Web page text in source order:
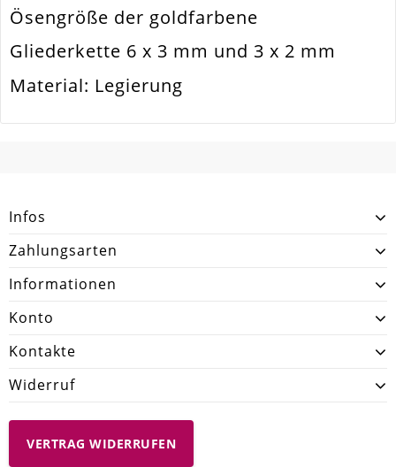
Metall Legierung
Ausführung Glatt / Glänzend
Menge
Zusatzinfo
Filigran
Ösengröße der goldfarbene
Gliederkette 6 x 3 mm und 3 x 2 mm
Material: Legierung
Infos
Zahlungsarten
Informationen
Konto
Kontakte
Widerruf
VERTRAG WIDERRUFEN